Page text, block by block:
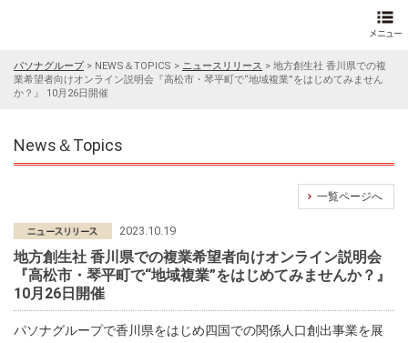
パソナグループ> NEWS＆TOPICS > ニュースリリース > 地方創生社 香川県での複
業希望者向けオンライン説明会『高松市・琴平町で“地域複業”をはじめてみません
か？』 10月26日開催
News＆Topics
一覧ページへ
2023.10.19
地方創生社 香川県での複業希望者向けオンライン説明会
『高松市・琴平町で“地域複業”をはじめてみませんか？』
10月26日開催
パソナグループで香川県をはじめ四国での関係人口創出事業を展